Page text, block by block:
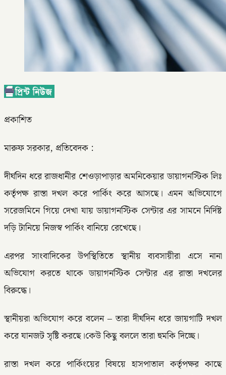
প্রকাশিত
মারুফ সরকার, প্রতিবেদক :
দীর্ঘদিন ধরে রাজধানীর শেওড়াপাড়ার অমনিকেয়ার ডায়াগনস্টিক লিঃ
কর্তৃপক্ষ রাস্তা দখল করে পার্কিং করে আসছে। এমন অভিযোগে
সরেজমিনে গিয়ে দেখা যায় ডায়াগনস্টিক সেন্টার এর সামনে নির্দিষ্ট
দড়ি টানিয়ে নিজস্ব পার্কিং বানিয়ে রেখেছে।
এরপর সাংবাদিকের উপস্থিতিতে স্থানীয় ব্যবসায়ীরা এসে নানা
অভিযোগ করতে থাকে ডায়াগনস্টিক সেন্টার এর রাস্তা দখলের
বিরুদ্ধে।
স্থানীয়রা অভিযোগ করে বলেন – তারা দীর্ঘদিন ধরে জায়গাটি দখল
করে যানজট সৃষ্টি করছে।কেউ কিছু বললে তারা হুমকি দিচ্ছে।
রাস্তা দখল করে পার্কিংয়ের বিষয়ে হাসপাতাল কর্তৃপক্ষর কাছে